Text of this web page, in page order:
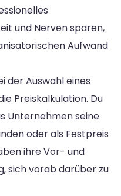
und Nerven sparen,
Aufwand
der Auswahl eines
Preiskalkulation. Du
Unternehmen seine
oder als Festpreis
ihre Vor- und
sich vorab darüber zu